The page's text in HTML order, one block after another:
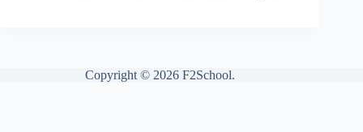
Copyright © 2026 F2School.